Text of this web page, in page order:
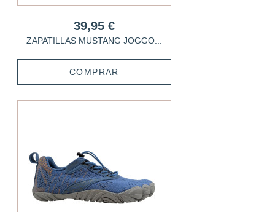
39,95 €
ZAPATILLAS MUSTANG JOGGO...
COMPRAR